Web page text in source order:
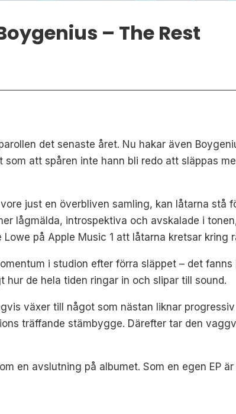
– The Rest
det senaste året. Nu hakar även
att spåren inte hann bli redo att släppas
just en överbliven samling, kan låtarna stå
lågmälda, introspektiva och avskalade i
på Apple Music 1 att låtarna kretsar kring
i studion efter förra släppet – det
de hela tiden ringar in och slipar till sound.
växer till något som nästan liknar
träffande stämbygge. Därefter tar den
en avslutning på albumet. Som en egen EP